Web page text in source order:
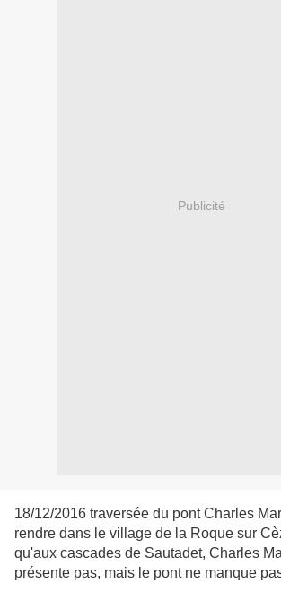
Publicité
18/12/2016 traversée du pont Charles
rendre dans le village de la Roque sur
qu'aux cascades de Sautadet, Charles
présente pas, mais le pont ne manque